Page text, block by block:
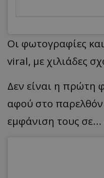
Οι φωτογραφίες
viral, με χιλιάδες
Δεν είναι η πρώτη
αφού στο παρελθόν
εμφάνιση τους